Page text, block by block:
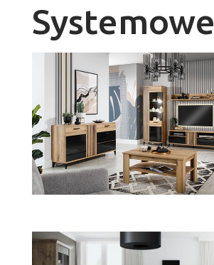
Systemowe